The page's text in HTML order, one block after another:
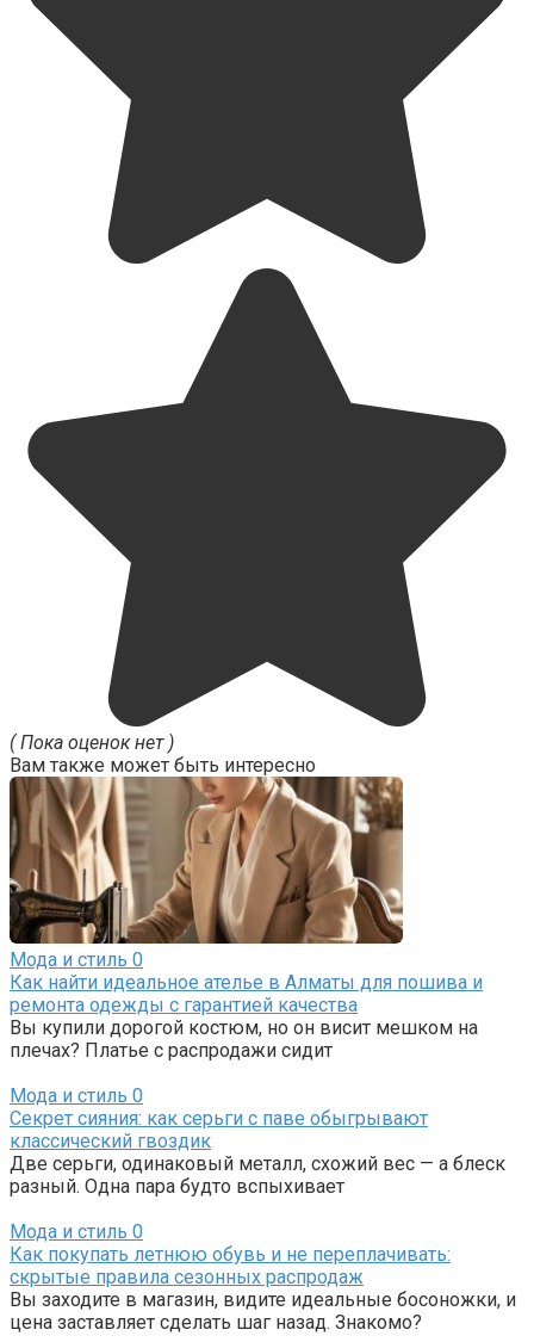
( Пока оценок нет )
Вам также может быть интересно
Мода и стиль 0
Как найти идеальное ателье в Алматы для пошива и
ремонта одежды с гарантией качества
Вы купили дорогой костюм, но он висит мешком на
плечах? Платье с распродажи сидит
Мода и стиль 0
Секрет сияния: как серьги с паве обыгрывают
классический гвоздик
Две серьги, одинаковый металл, схожий вес — а блеск
разный. Одна пара будто вспыхивает
Мода и стиль 0
Как покупать летнюю обувь и не переплачивать:
скрытые правила сезонных распродаж
Вы заходите в магазин, видите идеальные босоножки, и
цена заставляет сделать шаг назад. Знакомо?